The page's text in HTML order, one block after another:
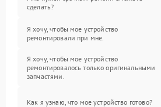
сделать?
Я хочу, чтобы мое устройство
ремонтировали при мне.
Я хочу, чтобы мое устройство
ремонтировалось только оригинальными
запчастями.
Как я узнаю, что мое устройство готово?